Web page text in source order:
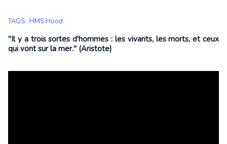
TAGS : HMS Hood
"Il y a trois sortes d'hommes : les vivants, les morts, et ceux
qui vont sur la mer." (Aristote)